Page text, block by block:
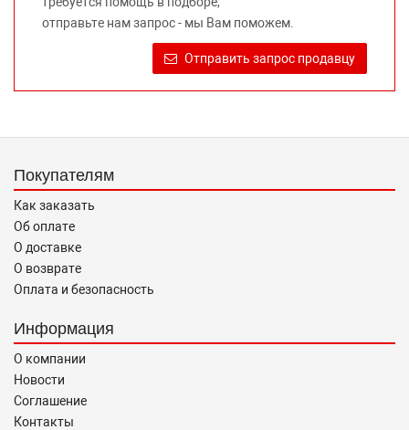
автомобилей и их производителей, не нарушает права
правообладателей указанных товарных знаков.
Требование предоставлять покупателю необходимую и
достоверную информацию о товаре, предлагаемом к
«О защите прав потребителей».
отправьте нам запрос - мы Вам поможем.
Отправить запрос продавцу
Покупателям
Как заказать
Об оплате
О доставке
О возврате
Оплата и безопасность
Информация
О компании
Новости
Соглашение
Контакты